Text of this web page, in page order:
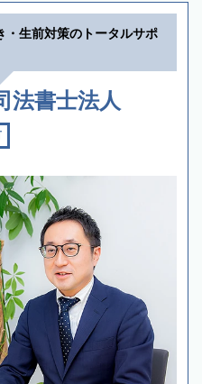
・生前対策のトータルサポ
法書士法人